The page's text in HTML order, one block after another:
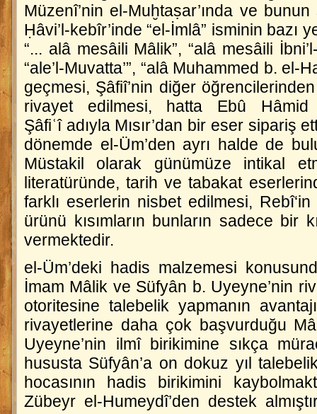
Müzenî’nin el-Muḫtaṣar’ında ve
Ḥâvi’l-kebîr’inde “el-İmlâ” isminin bazı
“... alâ mesâili Mâlik”, “alâ mesâili
“ale’l-Muvatta’”, “alâ Muhammed b. el-
geçmesi, Şâfiî’nin diğer
rivayet edilmesi, hatta Ebû Hâmid
Şâfiʿîadıyla Mısır’dan bir eser sipariş
dönemde el-Üm’den ayrı halde de
Müstakil olarak günümüze intikal
literatüründe, tarih ve tabakat
farklı eserlerin nisbet edilmesi, Rebî‘in
ürünü kısımların bunların sadece bir
vermektedir.
el-Üm’deki hadis malzemesi
İmam Mâlik ve Süfyân b. Uyeyne’nin
otoritesine talebelik yapmanın
rivayetlerine daha çok başvurduğu
Uyeyne’nin ilmî birikimine sıkça
hususta Süfyân’a on dokuz yıl
hocasının hadis birikimini
Zübeyr el-Humeydî’den destek